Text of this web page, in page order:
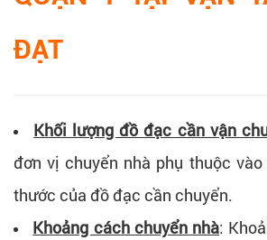
ĐẠT
Khối lượng đồ đạc cần vận
đơn vị chuyển nhà phụ thuộc
thước của đồ đạc cần chuyển.
Khoảng cách chuyển nhà: